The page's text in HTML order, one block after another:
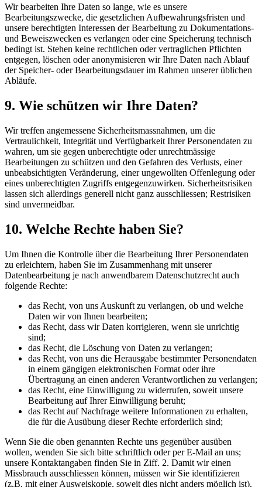
Wir bearbeiten Ihre Daten so lange, wie es unsere
Bearbeitungszwecke, die gesetzlichen Aufbewahrungsfristen und
unsere berechtigten Interessen der Bearbeitung zu Dokumentations-
und Beweiszwecken es verlangen oder eine Speicherung technisch
bedingt ist. Stehen keine rechtlichen oder vertraglichen Pflichten
entgegen, löschen oder anonymisieren wir Ihre Daten nach Ablauf
der Speicher- oder Bearbeitungsdauer im Rahmen unserer üblichen
Abläufe.
9. Wie schützen wir Ihre Daten?
Wir treffen angemessene Sicherheitsmassnahmen, um die
Vertraulichkeit, Integrität und Verfügbarkeit Ihrer Personendaten zu
wahren, um sie gegen unberechtigte oder unrechtmässige
Bearbeitungen zu schützen und den Gefahren des Verlusts, einer
unbeabsichtigten Veränderung, einer ungewollten Offenlegung oder
eines unberechtigten Zugriffs entgegenzuwirken. Sicherheitsrisiken
lassen sich allerdings generell nicht ganz ausschliessen; Restrisiken
sind unvermeidbar.
10. Welche Rechte haben Sie?
Um Ihnen die Kontrolle über die Bearbeitung Ihrer Personendaten
zu erleichtern, haben Sie im Zusammenhang mit unserer
Datenbearbeitung je nach anwendbarem Datenschutzrecht auch
folgende Rechte:
das Recht, von uns Auskunft zu verlangen, ob und welche
Daten wir von Ihnen bearbeiten;
das Recht, dass wir Daten korrigieren, wenn sie unrichtig
sind;
das Recht, die Löschung von Daten zu verlangen;
das Recht, von uns die Herausgabe bestimmter Personendaten
in einem gängigen elektronischen Format oder ihre
Übertragung an einen anderen Verantwortlichen zu verlangen;
das Recht, eine Einwilligung zu widerrufen, soweit unsere
Bearbeitung auf Ihrer Einwilligung beruht;
das Recht auf Nachfrage weitere Informationen zu erhalten,
die für die Ausübung dieser Rechte erforderlich sind;
Wenn Sie die oben genannten Rechte uns gegenüber ausüben
wollen, wenden Sie sich bitte schriftlich oder per E-Mail an uns;
unsere Kontaktangaben finden Sie in Ziff. 2. Damit wir einen
Missbrauch ausschliessen können, müssen wir Sie identifizieren
(z.B. mit einer Ausweiskopie, soweit dies nicht anders möglich ist).